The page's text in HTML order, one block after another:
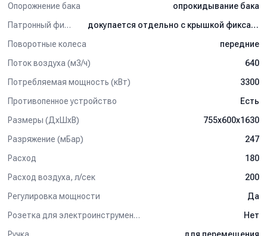
Опорожнение бака
опрокидывание бака
Патронный фильтр
докупается отдельно с крышкой фиксатором
Поворотные колеса
передние
Поток воздуха (м3/ч)
640
Потребляемая мощность (кВт)
3300
Противопенное устройство
Есть
Размеры (ДхШхВ)
755х600х1630
Разряжение (мБар)
247
Расход
180
Расход воздуха, л/сек
200
Регулировка мощности
Да
Розетка для электроинструмента
Нет
Ручка